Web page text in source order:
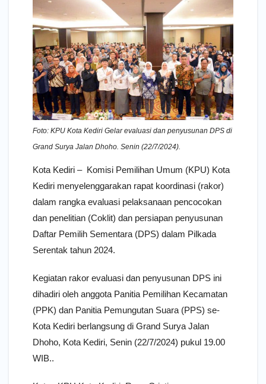
Foto: KPU Kota Kediri Gelar evaluasi dan penyusunan DPS di
Grand Surya Jalan Dhoho. Senin (22/7/2024).
Kota Kediri – Komisi Pemilihan Umum (KPU) Kota
Kediri menyelenggarakan rapat koordinasi (rakor)
dalam rangka evaluasi pelaksanaan pencocokan
dan penelitian (Coklit) dan persiapan penyusunan
Daftar Pemilih Sementara (DPS) dalam Pilkada
Serentak tahun 2024.
Kegiatan rakor evaluasi dan penyusunan DPS ini
dihadiri oleh anggota Panitia Pemilihan Kecamatan
(PPK) dan Panitia Pemungutan Suara (PPS) se-
Kota Kediri berlangsung di Grand Surya Jalan
Dhoho, Kota Kediri, Senin (22/7/2024) pukul 19.00
WIB..